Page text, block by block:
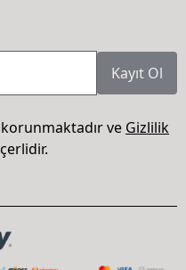
Kayıt Ol
ve Gizlilik